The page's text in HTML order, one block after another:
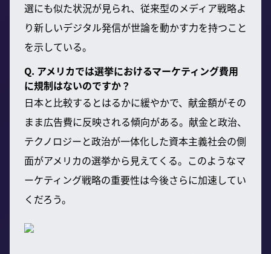
選にも似た状況が見られ、従来型のメディア戦略よ
り新しいデジタル発信が世論を動かす力を持つこと
を示している。
Q. アメリカでは選挙におけるマーケティング費用
に規制はないのですか？
日本と比較するとはるかに緩やかで、献金額がその
まま広告費に反映される傾向がある。献金と政治、
テクノロジーと政治が一体化した資本主義社会の側
面がアメリカの選挙から見えてくる。このようなマ
ーケティング戦略の重要性は今後さらに加速してい
くだろう。